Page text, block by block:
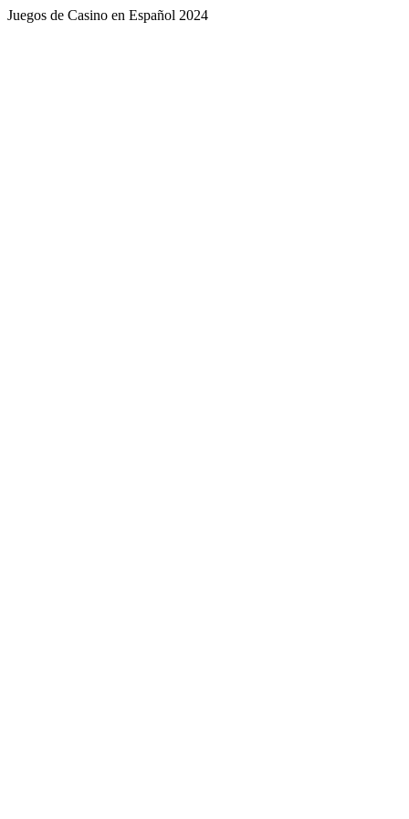
Juegos de Casino en Español 2024